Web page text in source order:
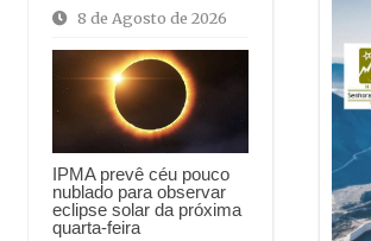
8 de Agosto de 2026
IPMA prevê céu pouco
nublado para observar
eclipse solar da próxima
quarta-feira